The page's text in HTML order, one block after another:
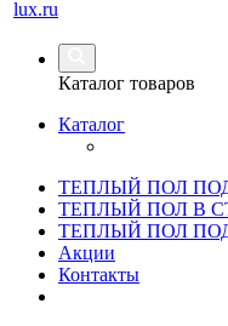
Каталог товаров
Каталог
ТЕПЛЫЙ ПОЛ
ТЕПЛЫЙ ПОЛ В
ТЕПЛЫЙ ПОЛ
Акции
Контакты